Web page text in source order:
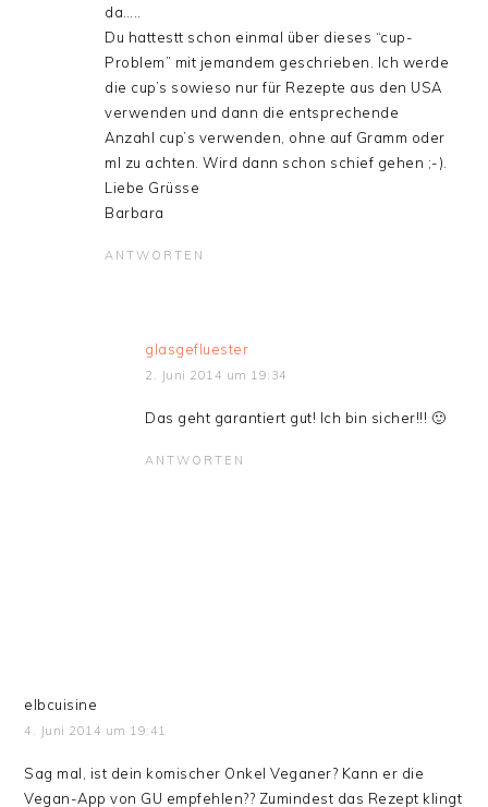
da…..
Du hattestt schon einmal über dieses “cup-
Problem” mit jemandem geschrieben. Ich werde
die cup’s sowieso nur für Rezepte aus den USA
verwenden und dann die entsprechende
Anzahl cup’s verwenden, ohne auf Gramm oder
ml zu achten. Wird dann schon schief gehen ;-).
Liebe Grüsse
Barbara
ANTWORTEN
glasgefluester
2. Juni 2014 um 19:34
Das geht garantiert gut! Ich bin sicher!!! 🙂
ANTWORTEN
elbcuisine
4. Juni 2014 um 19:41
Sag mal, ist dein komischer Onkel Veganer? Kann er die
Vegan-App von GU empfehlen?? Zumindest das Rezept klingt